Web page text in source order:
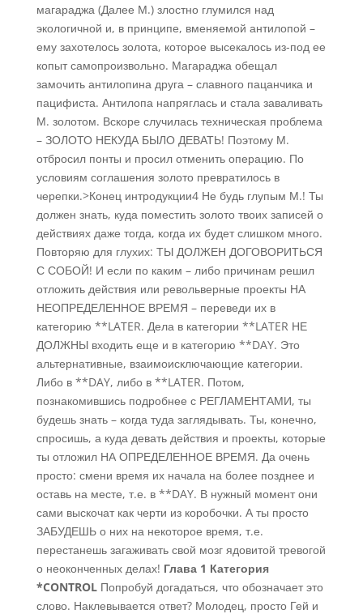
магараджа (Далее М.) злостно глумился над
экологичной и, в принципе, вменяемой антилопой –
ему захотелось золота, которое высекалось из-под ее
копыт самопроизвольно. Магараджа обещал
замочить антилопина друга – славного пацанчика и
пацифиста. Антилопа напряглась и стала заваливать
М. золотом. Вскоре случилась техническая проблема
– ЗОЛОТО НЕКУДА БЫЛО ДЕВАТЬ! Поэтому М.
отбросил понты и просил отменить операцию. По
условиям соглашения золото превратилось в
черепки.>Конец интродукции4 Не будь глупым М.! Ты
должен знать, куда поместить золото твоих записей о
действиях даже тогда, когда их будет слишком много.
Повторяю для глухих: ТЫ ДОЛЖЕН ДОГОВОРИТЬСЯ
С СОБОЙ! И если по каким – либо причинам решил
отложить действия или револьверные проекты НА
НЕОПРЕДЕЛЕННОЕ ВРЕМЯ – переведи их в
категорию **LATER. Дела в категории **LATER НЕ
ДОЛЖНЫ входить еще и в категорию **DAY. Это
альтернативные, взаимоисключающие категории.
Либо в **DAY, либо в **LATER. Потом,
познакомившись подробнее с РЕГЛАМЕНТАМИ, ты
будешь знать – когда туда заглядывать. Ты, конечно,
спросишь, а куда девать действия и проекты, которые
ты отложил НА ОПРЕДЕЛЕННОЕ ВРЕМЯ. Да очень
просто: смени время их начала на более позднее и
оставь на месте, т.е. в **DAY. В нужный момент они
сами выскочат как черти из коробочки. А ты просто
ЗАБУДЕШЬ о них на некоторое время, т.е.
перестанешь загаживать свой мозг ядовитой тревогой
о неоконченных делах! Глава 1 Категория
*CONTROLПопробуй догадаться, что обозначает это
слово. Наклевывается ответ? Молодец, просто Гей и